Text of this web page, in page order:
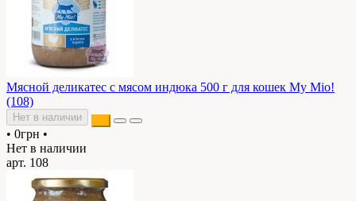
Мясной деликатес с мясом индюка 500 г для кошек My Mio!
(108)
Нет в наличии
• 0грн •
Нет в наличии
арт. 108